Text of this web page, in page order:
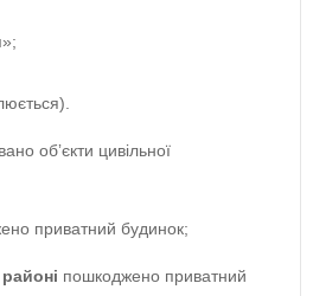
обʼєкти цивільної
приватний будинок;
пошкоджено приватний